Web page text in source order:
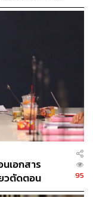
งความตื่นตัวของ
งจำนวน 275
ารจัดการหน่วย
(กกต.) ระดับท้อง
1 แห่งต่อ 1
ะชาสัมพันธ์เพียง
ลือกตั้งสามารถ
นนได้หากเกิด
เอกสาร
วตัดตอน
95